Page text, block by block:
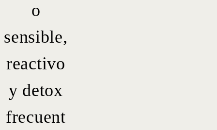
o
sensible,
reactivo
y detox
frecuent